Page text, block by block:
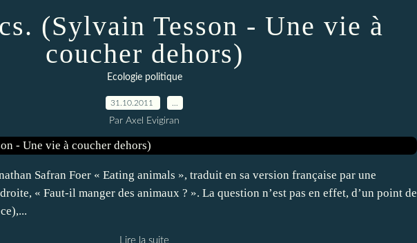
(Sylvain Tesson - Une vie à
coucher dehors)
Ecologie politique
31.10.2011
Par Axel Evigiran
Safran Foer « Eating animals », traduit en sa version française par une
« Faut-il manger des animaux ? ». La question n’est pas en effet, d’un point de
Lire la suite